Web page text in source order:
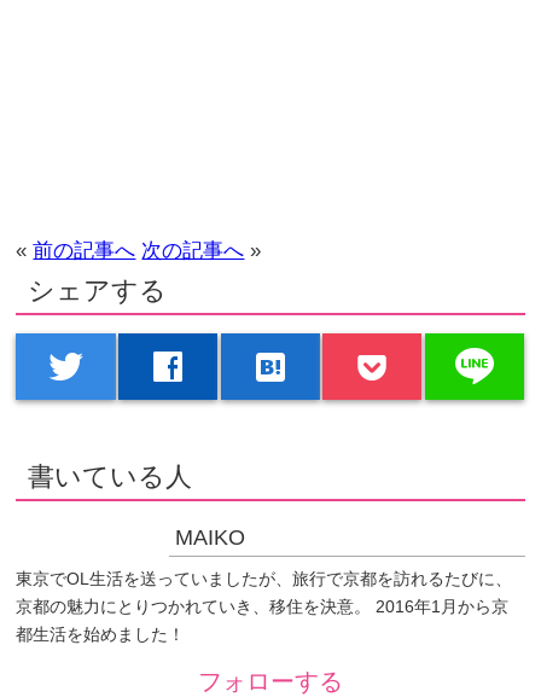
«前の記事へ 次の記事へ »
シェアする
twitter facebook hatenabookmark line
書いている人
MAIKO
東京でOL生活を送っていましたが、旅行で京都を訪れるたびに、
京都の魅力にとりつかれていき、移住を決意。 2016年1月から京
都生活を始めました！
フォローする